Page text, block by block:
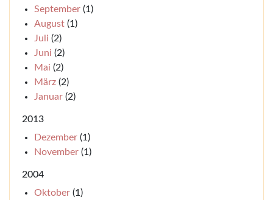
September (1)
August (1)
Juli (2)
Juni (2)
Mai (2)
März (2)
Januar (2)
2013
Dezember (1)
November (1)
2004
Oktober (1)